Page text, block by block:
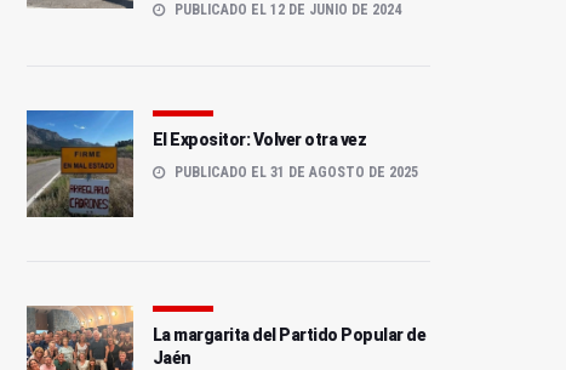
PUBLICADO EL 12 DE JUNIO DE 2024
El Expositor: Volver otra vez
PUBLICADO EL 31 DE AGOSTO DE 2025
La margarita del Partido Popular de
Jaén